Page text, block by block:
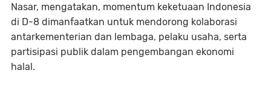
Nasar, mengatakan, momentum keketuaan Indonesia
di D-8 dimanfaatkan untuk mendorong kolaborasi
antarkementerian dan lembaga, pelaku usaha, serta
partisipasi publik dalam pengembangan ekonomi
halal.